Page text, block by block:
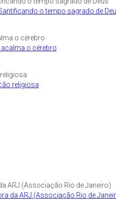
o tempo sagrado de
o cérebro
religiosa
da ARJ (Associação Rio de